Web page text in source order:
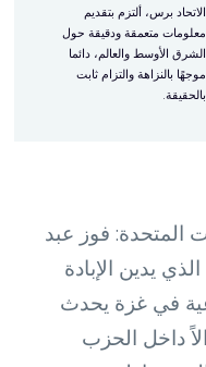
الاتحاد برس، ألتزم بتقديم
معلومات متعمقة ودقيقة حول
الشرق الأوسط والعالم، دائما
موجهًا بالنزاهة والتزام ثابت
بالحقيقة.